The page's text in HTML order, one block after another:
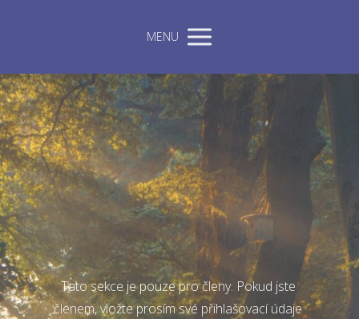
MENU
Tato sekce je pouze pro členy. Pokud jste
členem, vložte prosím své přihlašovací údaje